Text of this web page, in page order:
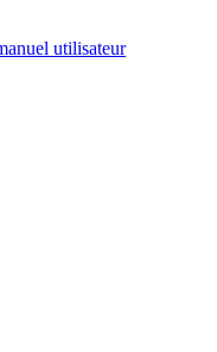
utilisateur